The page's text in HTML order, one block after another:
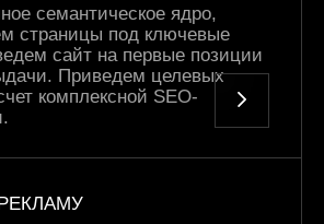
семантическое ядро,
страницы под ключевые
сайт на первые позиции
Приведем целевых
комплексной SEO-